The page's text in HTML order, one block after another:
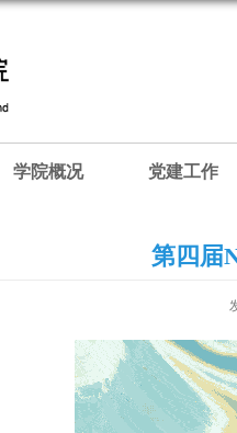
学院概况 党建工作
第四届